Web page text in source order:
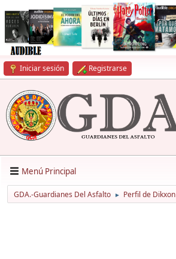
Iniciar sesión Registrarse
Menú Principal
GDA.-Guardianes Del Asfalto ► Perfil de Dikxon